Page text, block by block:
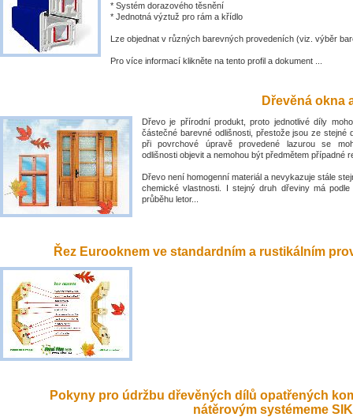
* Systém dorazového těsnění
* Jednotná výztuž pro rám a křídlo
Lze objednat v různých barevných provedeních (viz. výběr
Pro více informací klikněte na tento profil a dokument ...
Dřevěná okna
Dřevo je přírodní produkt, proto jednotlivé díly
částečné barevné odlišnosti, přestože jsou ze stejné
při povrchové úpravě provedené lazurou se
odlišnosti objevit a nemohou být předmětem případné
Dřevo není homogenní materiál a nevykazuje stále
chemické vlastnosti. I stejný druh dřeviny má
průběhu letor...
Řez Eurooknem ve standardním a rustikálním
Pokyny pro údržbu dřevěných dílů opatřených
nátěrovým systémeme